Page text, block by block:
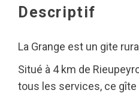
Descriptif
La Grange est un gite
Situé à 4 km de
tous les services, ce